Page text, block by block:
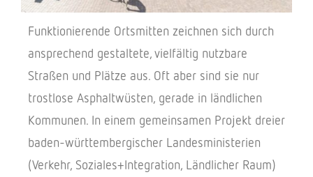
Funktionierende Ortsmitten zeichnen sich durch
ansprechend gestaltete, vielfältig nutzbare
Straßen und Plätze aus. Oft aber sind sie nur
trostlose Asphaltwüsten, gerade in ländlichen
Kommunen. In einem gemeinsamen Projekt dreier
baden-württembergischer Landesministerien
(Verkehr, Soziales+Integration, Ländlicher Raum)